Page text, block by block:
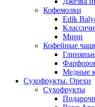
Кофемолки
Edik
Мини
Кофейные
Медные
Сухофрукты. Орехи
Сухофрукты